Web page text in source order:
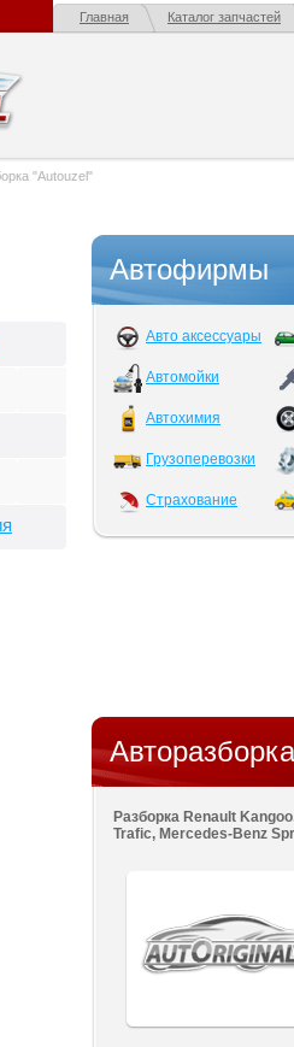
Главная Каталог запчастей
"Autouzel"
Автофирмы
Авто аксессуары
Автомойки
Автохимия
Грузоперевозки
Страхование
Разборка Renault
Trafic, Mercedes-Benz